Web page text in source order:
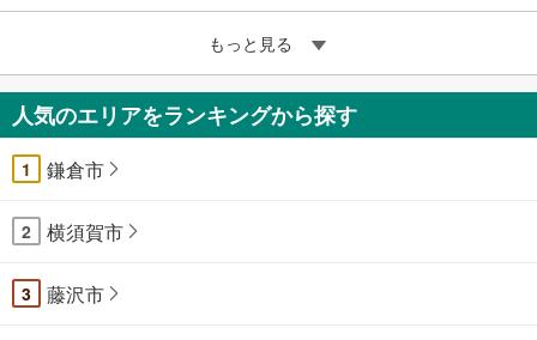
もっと見る
人気のエリアをランキングから探す
1 鎌倉市
2 横須賀市
3 藤沢市